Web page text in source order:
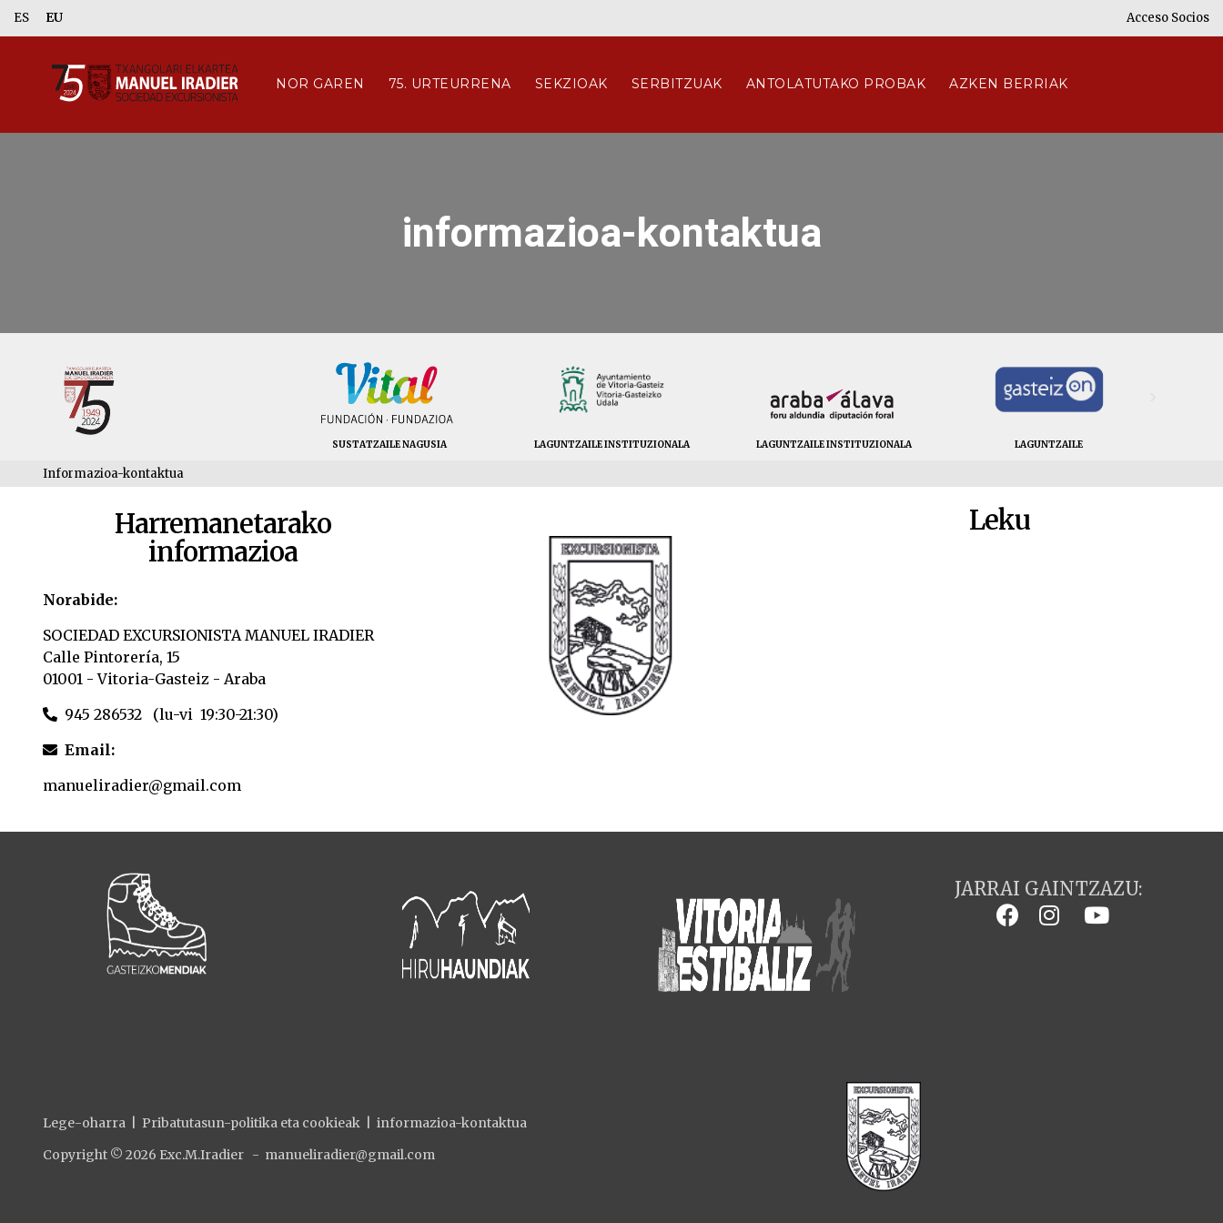
ES EU Acceso Socios
NOR GAREN 75. URTEURRENA SEKZIOAK SERBITZUAK ANTOLATUTAKO PROBAK AZKEN BERRIAK
informazioa-kontaktua
SUSTATZAILE NAGUSIA LAGUNTZAILE INSTITUZIONALA LAGUNTZAILE INSTITUZIONALA LAGUNTZAILE
‹
Informazioa-kontaktua
Harremanetarako
informazioa
Norabide:
SOCIEDAD EXCURSIONISTA MANUEL IRADIER
Calle Pintorería, 15
01001 - Vitoria-Gasteiz - Araba
945 286532 (lu-vi 19:30-21:30)
Email:
manueliradier@gmail.com
Leku
JARRAI GAINTZAZU:
Lege-oharra Pribatutasun-politika eta cookieak
informazioa-kontaktua
Copyright © 2026 Exc.M.Iradier - manueliradier@gmail.com